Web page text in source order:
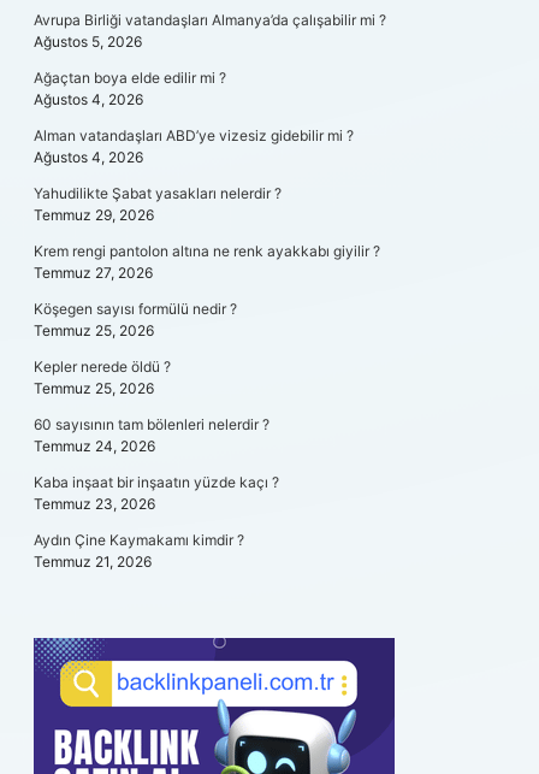
Avrupa Birliği vatandaşları Almanya’da çalışabilir mi ?
Ağustos 5, 2026
Ağaçtan boya elde edilir mi ?
Ağustos 4, 2026
Alman vatandaşları ABD’ye vizesiz gidebilir mi ?
Ağustos 4, 2026
Yahudilikte Şabat yasakları nelerdir ?
Temmuz 29, 2026
Krem rengi pantolon altına ne renk ayakkabı giyilir ?
Temmuz 27, 2026
Köşegen sayısı formülü nedir ?
Temmuz 25, 2026
Kepler nerede öldü ?
Temmuz 25, 2026
60 sayısının tam bölenleri nelerdir ?
Temmuz 24, 2026
Kaba inşaat bir inşaatın yüzde kaçı ?
Temmuz 23, 2026
Aydın Çine Kaymakamı kimdir ?
Temmuz 21, 2026